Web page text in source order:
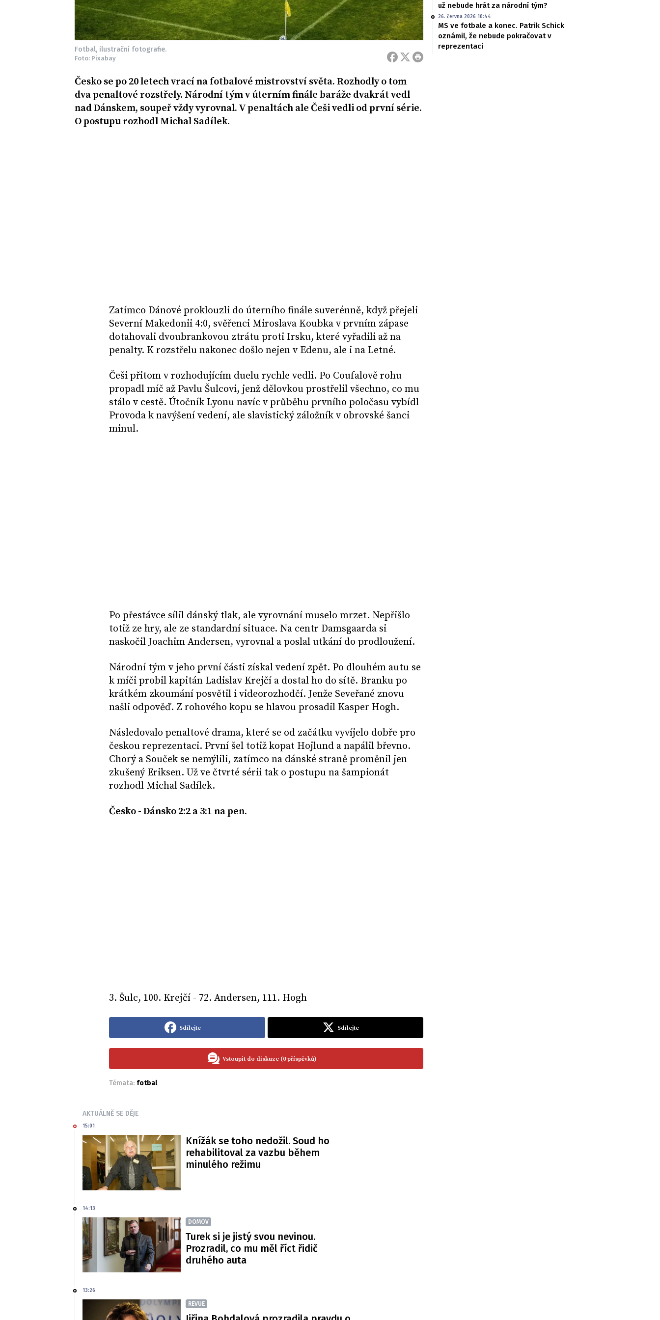
Fotbal, ilustrační fotografie.
Foto: Pixabay
Česko se po 20 letech vrací na fotbalové mistrovství světa. Rozhodly o tom
dva penaltové rozstřely. Národní tým v úterním finále baráže dvakrát vedl
nad Dánskem, soupeř vždy vyrovnal. V penaltách ale Češi vedli od první série.
O postupu rozhodl Michal Sadílek.
Zatímco Dánové proklouzli do úterního finále suverénně, když přejeli
Severní Makedonii 4:0, svěřenci Miroslava Koubka v prvním zápase
dotahovali dvoubrankovou ztrátu proti Irsku, které vyřadili až na
penalty. K rozstřelu nakonec došlo nejen v Edenu, ale i na Letné.
Češi přitom v rozhodujícím duelu rychle vedli. Po Coufalově rohu
propadl míč až Pavlu Šulcovi, jenž dělovkou prostřelil všechno, co mu
stálo v cestě. Útočník Lyonu navíc v průběhu prvního poločasu vybídl
Provoda k navýšení vedení, ale slavistický záložník v obrovské šanci
minul.
Po přestávce sílil dánský tlak, ale vyrovnání muselo mrzet. Nepřišlo
totiž ze hry, ale ze standardní situace. Na centr Damsgaarda si
naskočil Joachim Andersen, vyrovnal a poslal utkání do prodloužení.
Národní tým v jeho první části získal vedení zpět. Po dlouhém autu se
k míči probil kapitán Ladislav Krejčí a dostal ho do sítě. Branku po
krátkém zkoumání posvětil i videorozhodčí. Jenže Seveřané znovu
našli odpověď. Z rohového kopu se hlavou prosadil Kasper Hogh.
Následovalo penaltové drama, které se od začátku vyvíjelo dobře pro
českou reprezentaci. První šel totiž kopat Hojlund a napálil břevno.
Chorý a Souček se nemýlili, zatímco na dánské straně proměnil jen
zkušený Eriksen. Už ve čtvrté sérii tak o postupu na šampionát
rozhodl Michal Sadílek.
Česko - Dánsko 2:2 a 3:1 na pen.
3. Šulc, 100. Krejčí - 72. Andersen, 111. Hogh
Sdílejte Sdílejte
Vstoupit do diskuze (0 příspěvků)
Témata: fotbal
už nebude hrát za národní tým?
26. června 2026 10:44
MS ve fotbale a konec. Patrik Schick
oznámil, že nebude pokračovat v
reprezentaci
AKTUÁLNĚ SE DĚJE
15:01
Knížák se toho nedožil. Soud ho
rehabilitoval za vazbu během
minulého režimu
14:13
DOMOV
Turek si je jistý svou nevinou.
Prozradil, co mu měl říct řidič
druhého auta
13:26
REVUE